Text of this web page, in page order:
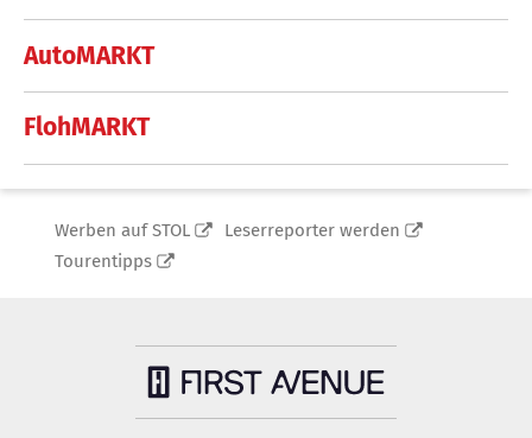
AutoMARKT
FlohMARKT
Werben auf STOL
Leserreporter werden
Tourentipps